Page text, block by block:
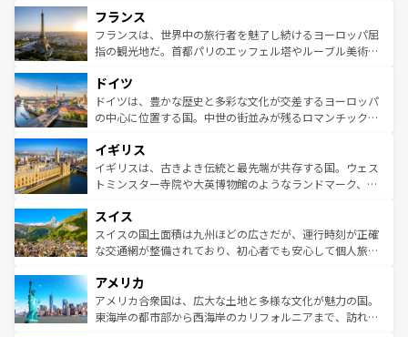
ませてくれるイタリアで、忘れられない旅をしてみよう！
なお、新着のイタリア情報はコンテンツ一覧 を参照してほ
しい。
文化が根付くこの国では、情熱的なフラメンコ、熱気あふ
れる闘牛、そして美味しいタパスが生活の一部となってい
る。首都マドリードの洗練された雰囲気や、バルセロナの
の城塞都市、穏やかなビーチリゾートまで多彩な表情を見
せる。地方によって風土や気候が異なるスペインはその個
性で訪れる人を魅了する。 なお、新着のスペイン情報はコ
フランス
フランスは、世界中の旅行者を魅了し続けるヨーロッパ屈
指の観光地だ。首都パリのエッフェル塔やルーブル美術館
で、幅広い魅力が詰まっている。華麗な宮殿、歴史的な大
聖堂、美しいビーチ、そして豊かな自然が、訪れる者を心
から魅了する。また、フランスは美食の国としても知ら
いる。シャンパンの発祥地であるランス、プロヴァンスの
香り高いラベンダー畑など、多彩な楽しみ方が可能だ。さ
らに、パリ以外の地域にも魅力が溢れており、どの街角に
れる地方に足を運ぶとそれぞれで全く異なる文化を体験で
きるだろう。 なお、新着のフランス情報はコンテンツ一覧
を参照してほしい。
ドイツ
ドイツは、豊かな歴史と多彩な文化が交差するヨーロッパ
の中心に位置する国。中世の街並みが残るロマンチック街
顔を持つこの国は、どこを歩いても飽きることがない。ベ
ルリンの文化的活気、バイエルン州のアルプスの絶景、そ
してライン川沿いのワイン畑といった風景は必見。ビール
は、お酒好きな人にはぜひ体験してほしい。 なお、新着の
ドイツ情報はコンテンツ一覧を参照してほしい。
イギリス
イギリスは、古きよき伝統と最先端が共存する国。ウェス
トミンスター寺院や大英博物館のようなランドマーク、歴
リアごとに異なる魅力がある。また、優雅なアフタヌーン
ティー、ビール好きにはたまらない英国パブ、サッカー観
戦など、本場だからこそできる体験も豊富。イギリスを旅
ンツ一覧を参照してほしい。
スイス
スイスの国土面積は九州ほどの広さだが、運行時刻が正確
な交通網が整備されており、初心者でも安心して個人旅行
の建物がそのまま残る町や、スイスならではのユニークな
博物館もあり、アルプス観光だけでなく町歩きも満喫する
ことができる。国民の所得が高いため物価も高いが、旅行
アメリカ
アメリカ合衆国は、広大な土地と多様な文化が魅力の国。
東海岸の都市部から西海岸のカリフォルニアまで、訪れる